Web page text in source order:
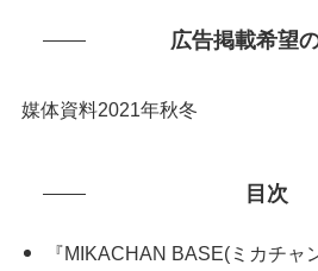
広告掲載希望
媒体資料2021年秋冬
目次
『MIKACHAN BASE(ミカチャ